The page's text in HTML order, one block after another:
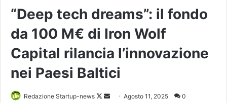
“Deep tech dreams”: il fondo
da 100 M€ di Iron Wolf
Capital rilancia l’innovazione
nei Paesi Baltici
Redazione Startup-news
Follow
Invia Agosto 11, 2025 0